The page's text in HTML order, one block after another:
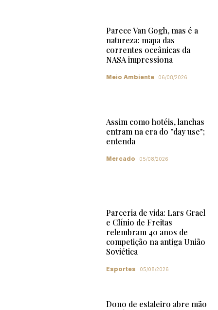
Parece Van Gogh, mas é a
natureza: mapa das
correntes oceânicas da
NASA impressiona
Meio Ambiente 06/08/2026
Assim como hotéis, lanchas
entram na era do "day use";
entenda
Mercado 05/08/2026
Parceria de vida: Lars Grael
e Clínio de Freitas
relembram 40 anos de
competição na antiga União
Soviética
Esportes 05/08/2026
Dono de estaleiro abre mão